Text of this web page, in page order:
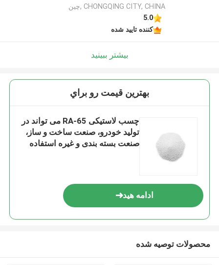
CHONGQING CITY, CHINA ,چین
5.0
کننده تایید شده
بیشتر ببینید
بهترين قيمت رو براي
چسب لاستیکی RA-65 می تواند در
تولید خودرو، صنعت ساخت و ساز،
صنعت بسته بندی و غیره استفاده
ادامه هید
محصولات توصیه شده